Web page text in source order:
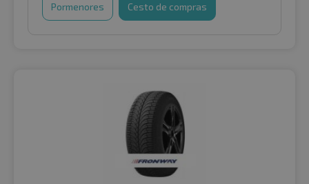
Pormenores Cesto de compras